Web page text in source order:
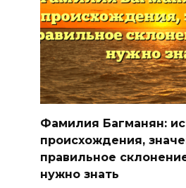
Фамилия Багманян:
происхождения,
правильное
нужно знать